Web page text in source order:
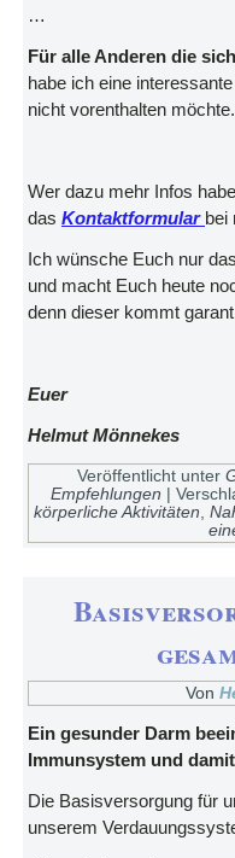
…
Für alle Anderen die
habe ich eine
nicht vorenthalten
Wer dazu mehr Infos
das Kontaktformular
Ich wünsche Euch nur
und macht Euch heute
denn dieser kommt
Euer
Helmut Mönnekes
Veröffentlicht unter
Empfehlungen
körperliche Aktivitäten,
Von
Ein gesunder Darm
Immunsystem und
Die Basisversorgung für
unserem